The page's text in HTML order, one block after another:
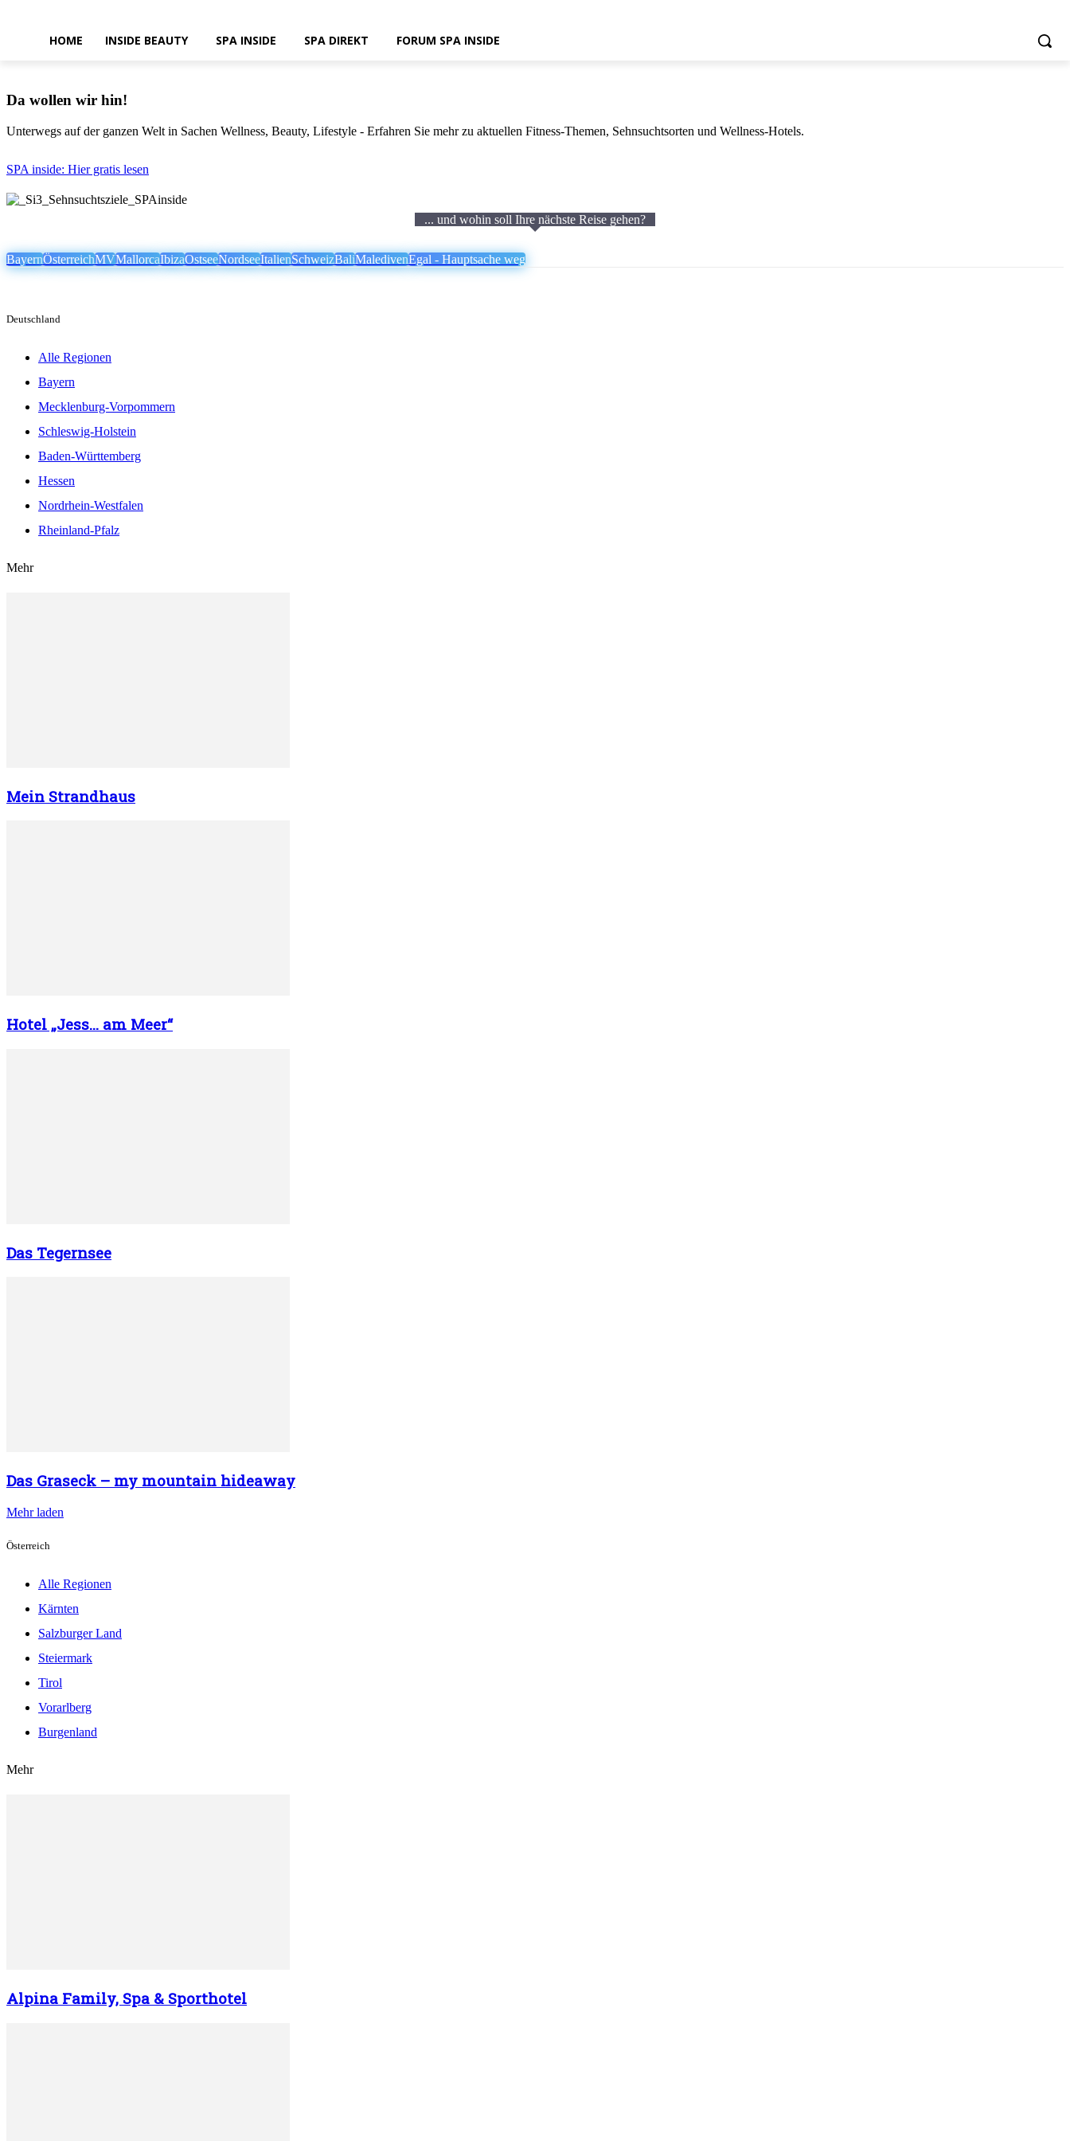
HOME INSIDE BEAUTY SPA INSIDE SPA DIREKT FORUM SPA INSIDE
Da wollen wir hin!
Unterwegs auf der ganzen Welt in Sachen Wellness, Beauty, Lifestyle - Erfahren Sie mehr zu aktuellen Fitness-Themen, Sehnsuchtsorten und Wellness-Hotels.
SPA inside: Hier gratis lesen
... und wohin soll Ihre nächste Reise gehen?
BayernÖsterreichMVMallorcaIbizaOstseeNordseeItalienSchweizBaliMaledivenEgal - Hauptsache weg
Deutschland
Alle Regionen
Bayern
Mecklenburg-Vorpommern
Schleswig-Holstein
Baden-Württemberg
Hessen
Nordrhein-Westfalen
Rheinland-Pfalz
Mehr
Mein Strandhaus
Hotel „Jess… am Meer“
Das Tegernsee
Das Graseck – my mountain hideaway
Mehr laden
Österreich
Alle Regionen
Kärnten
Salzburger Land
Steiermark
Tirol
Vorarlberg
Burgenland
Mehr
Alpina Family, Spa & Sporthotel